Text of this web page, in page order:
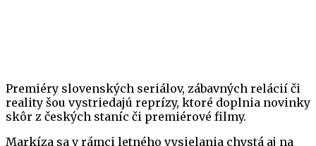
Premiéry slovenských seriálov, zábavných relácií či
reality šou vystriedajú reprízy, ktoré doplnia novinky
skôr z českých staníc či premiérové filmy.
Markíza sa v rámci letného vysielania chystá aj na